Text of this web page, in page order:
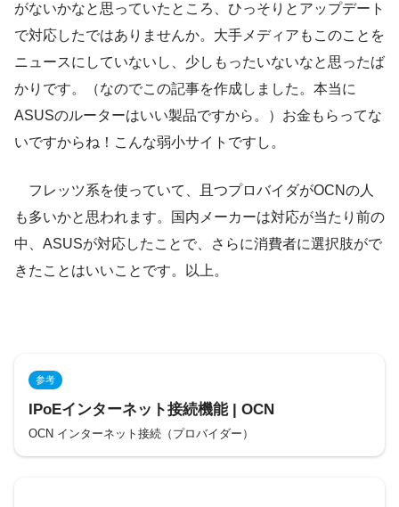
がないかなと思っていたところ、ひっそりとアップデート
で対応したではありませんか。大手メディアもこのことを
ニュースにしていないし、少しもったいないなと思ったば
かりです。（なのでこの記事を作成しました。本当に
ASUSのルーターはいい製品ですから。）お金もらってな
いですからね！こんな弱小サイトですし。
フレッツ系を使っていて、且つプロバイダがOCNの人
も多いかと思われます。国内メーカーは対応が当たり前の
中、ASUSが対応したことで、さらに消費者に選択肢がで
きたことはいいことです。以上。
参考
IPoEインターネット接続機能 | OCN
OCN インターネット接続（プロバイダー）